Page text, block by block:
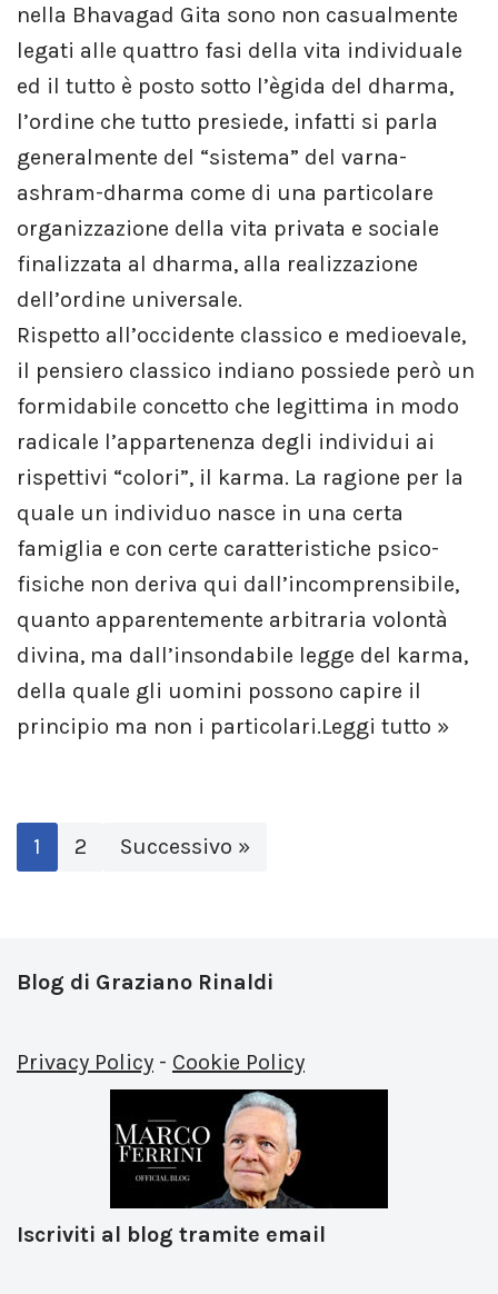
nella Bhavagad Gita sono non casualmente
legati alle quattro fasi della vita individuale
ed il tutto è posto sotto l’ègida del dharma,
l’ordine che tutto presiede, infatti si parla
generalmente del “sistema” del varna-
ashram-dharma come di una particolare
organizzazione della vita privata e sociale
finalizzata al dharma, alla realizzazione
dell’ordine universale.
Rispetto all’occidente classico e medioevale,
il pensiero classico indiano possiede però un
formidabile concetto che legittima in modo
radicale l’appartenenza degli individui ai
rispettivi “colori”, il karma. La ragione per la
quale un individuo nasce in una certa
famiglia e con certe caratteristiche psico-
fisiche non deriva qui dall’incomprensibile,
quanto apparentemente arbitraria volontà
divina, ma dall’insondabile legge del karma,
della quale gli uomini possono capire il
principio ma non i particolari.Leggi tutto »
1 2 Successivo »
Blog di Graziano Rinaldi
Privacy Policy - Cookie Policy
Iscriviti al blog tramite email